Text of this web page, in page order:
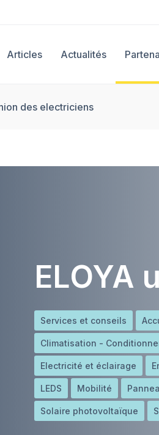
Articles Actualités
des electriciens
ELOYA
Services et conseils
Climatisation -
Electricité et éclairage
LEDS Mobilité
Solaire photovoltaïque